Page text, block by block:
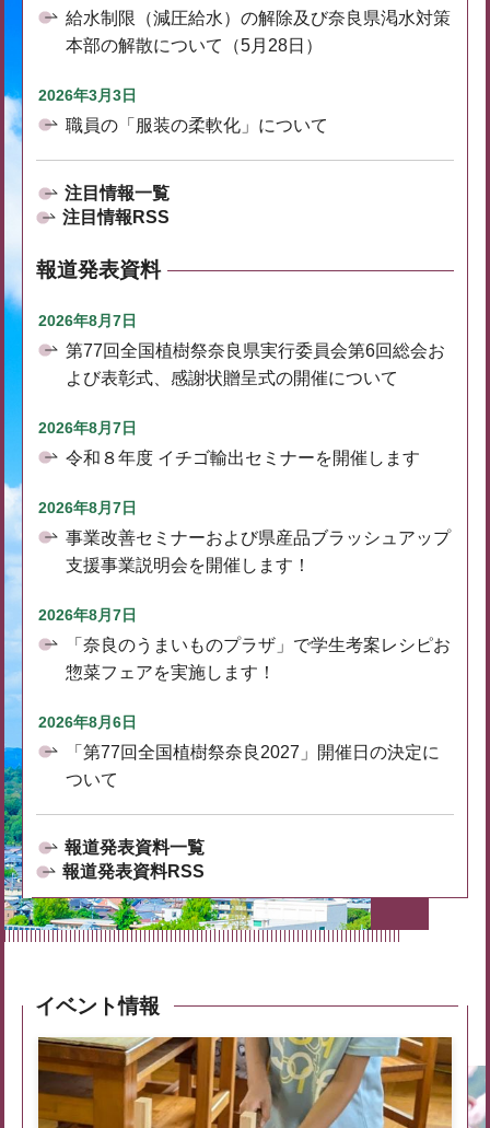
給水制限（減圧給水）の解除及び奈良県渇水対策
本部の解散について（5月28日）
2026年3月3日
職員の「服装の柔軟化」について
注目情報一覧
注目情報RSS
報道発表資料
2026年8月7日
第77回全国植樹祭奈良県実行委員会第6回総会お
よび表彰式、感謝状贈呈式の開催について
2026年8月7日
令和８年度 イチゴ輸出セミナーを開催します
2026年8月7日
事業改善セミナーおよび県産品ブラッシュアップ
支援事業説明会を開催します！
2026年8月7日
「奈良のうまいものプラザ」で学生考案レシピお
惣菜フェアを実施します！
2026年8月6日
「第77回全国植樹祭奈良2027」開催日の決定に
ついて
報道発表資料一覧
報道発表資料RSS
イベント情報